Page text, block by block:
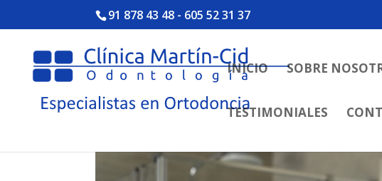
91 878 43 48 - 605 52 31 37
INICIO SOBRE
TESTIMONIALES